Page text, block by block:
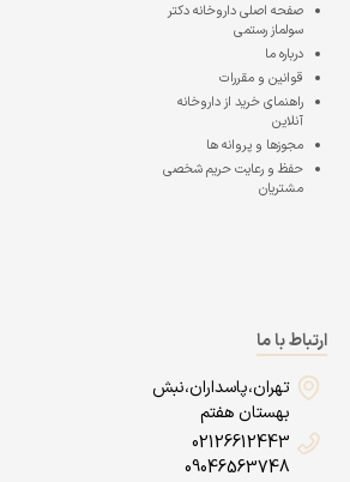
صفحه اصلیداروخانه دکتر
سولماز رستمی
درباره ما
قوانین و مقررات
راهنمای خرید از داروخانه
آنلاین
مجوزها و پروانه ها
حفظ و رعایت حریم شخصی
مشتریان
ارتباط با ما
تهران،پاسداران،نبش
بهستان هفتم
02126612443
09046563748